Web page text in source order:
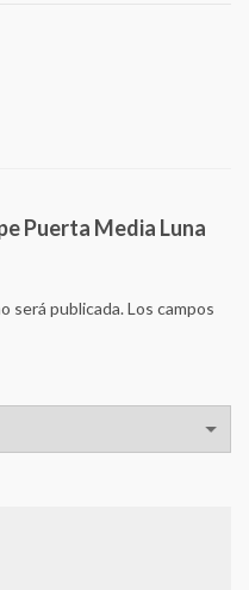
Puerta Media Luna
será publicada.Los campos